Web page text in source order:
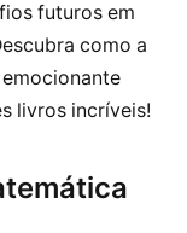
futuros em
como a
livros incríveis!